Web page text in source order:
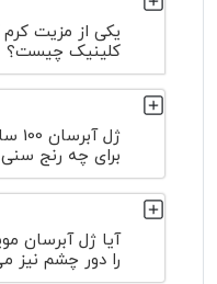
کلینیک چیست؟
ژل
برای چه رنج
را دور چشم نیز